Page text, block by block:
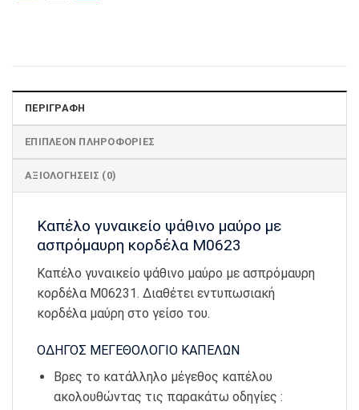
ΠΕΡΙΓΡΑΦΉ
ΕΠΙΠΛΈΟΝ ΠΛΗΡΟΦΟΡΊΕΣ
ΑΞΙΟΛΟΓΉΣΕΙΣ (0)
Καπέλο γυναικείο ψάθινο μαύρο με
ασπρόμαυρη κορδέλα Μ0623
Καπέλο γυναικείο ψάθινο μαύρο με ασπρόμαυρη
κορδέλα Μ06231. Διαθέτει εντυπωσιακή
κορδέλα μαύρη στο γείσο του.
ΟΔΗΓΟΣ ΜΕΓΕΘΟΛΟΓΙΟ ΚΑΠΕΛΩΝ
Βρες το κατάλληλο μέγεθος καπέλου
ακολουθώντας τις παρακάτω οδηγίες :